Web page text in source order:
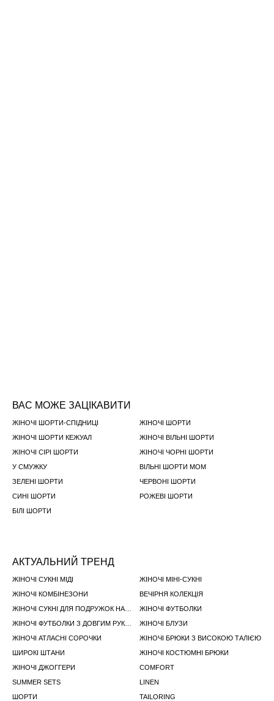
ВАС МОЖЕ ЗАЦІКАВИТИ
ЖІНОЧІ ШОРТИ-СПІДНИЦI
ЖІНОЧІ ШОРТИ
ЖІНОЧІ ШОРТИ КЕЖУАЛ
ЖІНОЧІ ВІЛЬНІ ШОРТИ
ЖІНОЧІ СІРІ ШОРТИ
ЖІНОЧІ ЧОРНІ ШОРТИ
У СМУЖКУ
ВІЛЬНІ ШОРТИ МОМ
ЗЕЛЕНІ ШОРТИ
ЧЕРВОНІ ШОРТИ
СИНІ ШОРТИ
РОЖЕВІ ШОРТИ
БІЛІ ШОРТИ
АКТУАЛЬНИЙ ТРЕНД
ЖІНОЧІ СУКНІ МІДІ
ЖІНОЧІ МІНІ-СУКНІ
ЖІНОЧІ КОМБІНЕЗОНИ
ВЕЧІРНЯ КОЛЕКЦІЯ
ЖІНОЧІ ФУТБОЛКИ
ЖІНОЧІ БЛУЗИ
ЖІНОЧІ АТЛАСНІ СОРОЧКИ
ЖІНОЧІ БРЮКИ З ВИСОКОЮ ТАЛІЄЮ
ШИРОКІ ШТАНИ
ЖІНОЧІ КОСТЮМНІ БРЮКИ
ЖІНОЧІ ДЖОГГЕРИ
COMFORT
SUMMER SETS
LINEN
ШОРТИ
TAILORING